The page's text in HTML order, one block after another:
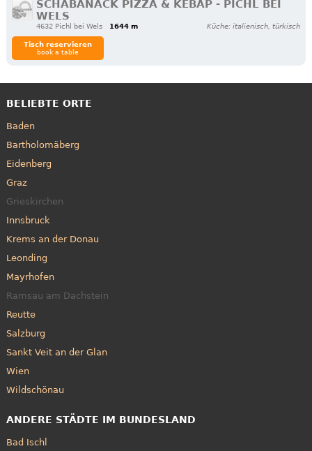
SCHABANACK PIZZA & KEBAP - PICHL BEI
WELS
4632 Pichl bei Wels 1644 m Küche: italienisch, türkisch
Tisch reservieren
book a table
BELIEBTE ORTE
Baden
Bartholomäberg
Eidenberg
Graz
Grieskirchen
Innsbruck
Krems an der Donau
Leonding
Mayrhofen
Ramsau am Dachstein
Reutte
Salzburg
Sankt Veit an der Glan
Wien
Wildschönau
ANDERE STÄDTE IM BUNDESLAND
Bad Ischl